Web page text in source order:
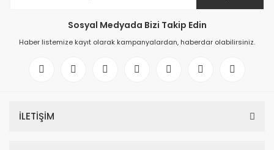
Sosyal Medyada Bizi Takip Edin
Haber listemize kayıt olarak kampanyalardan, haberdar olabilirsiniz.
İLETİŞİM